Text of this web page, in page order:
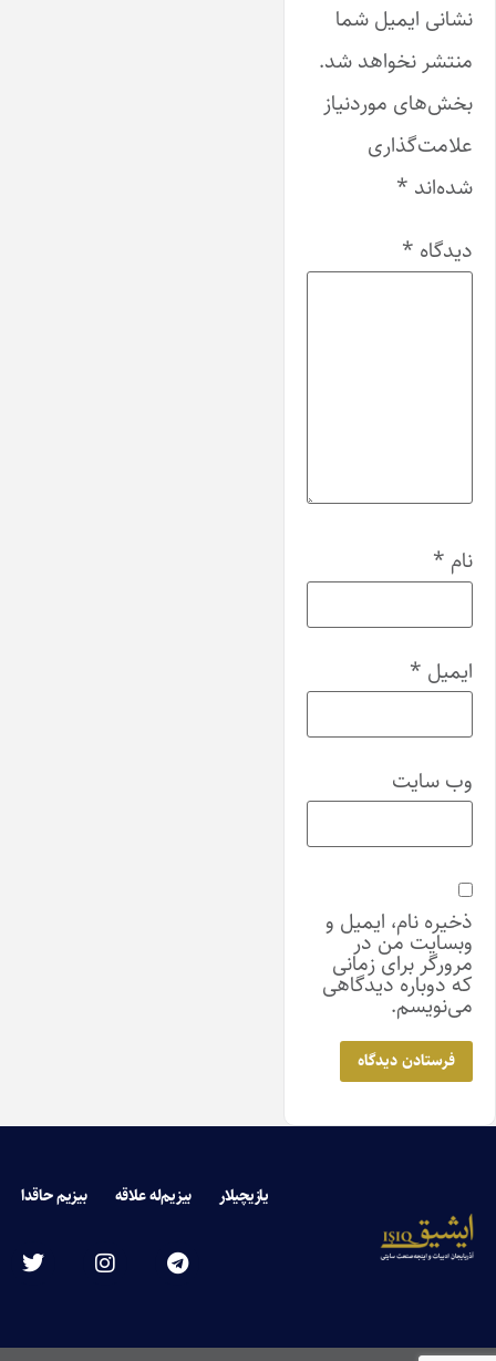
نشانی ایمیل شما
منتشر نخواهد شد.
بخش‌های موردنیاز
علامت‌گذاری
شده‌اند *
دیدگاه *
نام *
ایمیل *
وب‌ سایت
ذخیره نام، ایمیل و
وبسایت من در
مرورگر برای زمانی
که دوباره دیدگاهی
می‌نویسم.
یازیچیلار بیزیم‌له علاقه بیزیم حاقدا